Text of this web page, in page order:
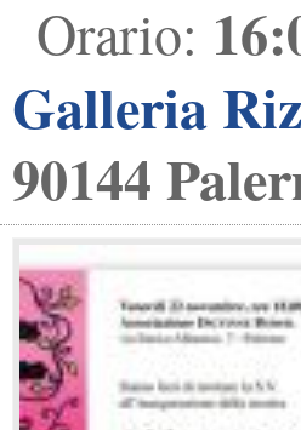
Orario:
Galleria
90144